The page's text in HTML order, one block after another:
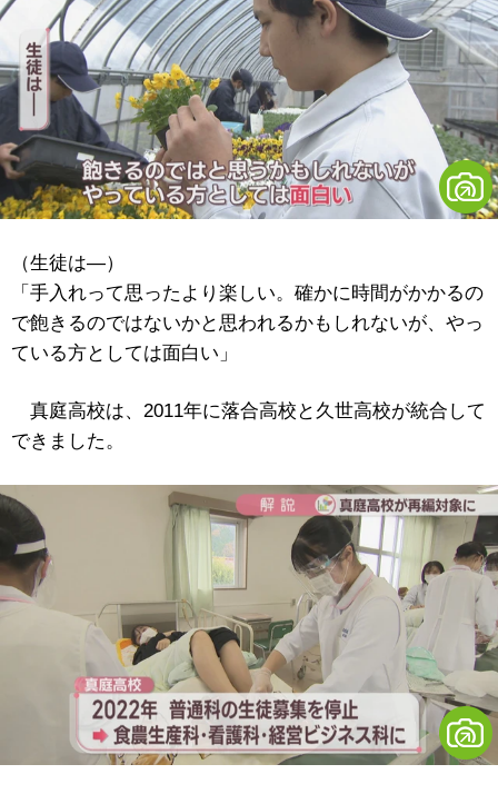
（生徒は―）
「手入れって思ったより楽しい。確かに時間がかかるの
で飽きるのではないかと思われるかもしれないが、やっ
ている方としては面白い」
真庭高校は、2011年に落合高校と久世高校が統合して
できました。